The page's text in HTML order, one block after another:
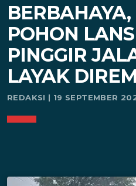
POHON
PINGGIR
LAYAK
REDAKSI | 19 SEPTEMBER